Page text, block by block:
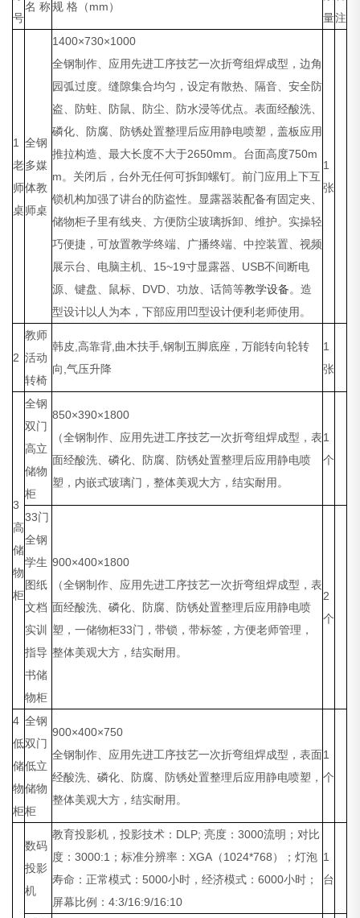
号
名 称规 格（mm）
量注
1
老
师
桌
全钢
多媒
体教
师桌
1400×730×1000
全钢制作、应用先进工序技艺一次折弯组焊成型，边角
园弧过度。缝隙集合均匀，设定有散热、隔音、安全防
盗、防蛀、防鼠、防尘、防水浸等优点。表面经酸洗、
磷化、防腐、防锈处置整理后应用静电喷塑，盖板应用
推拉构造、最大长度不大于2650mm。台面高度750m
m。关闭后，台外无任何可拆卸螺钉。前门应用上下互
锁机构加强了讲台的防盗性。显露器装配备有固定夹、
储物柜子里有线夹、方便防尘玻璃拆卸、维护。实操轻
巧便捷，可放置教学终端、广播终端、中控装置、视频
展示台、电脑主机、15~19寸显露器、USB不间断电
源、键盘、鼠标、DVD、功放、话筒等教学设备。造
型设计以人为本，下部应用凹型设计便利老师使用。
1
张
2
教师
活动
转椅
韩皮,高靠背,曲木扶手,钢制五脚底座，万能转向轮转
向,气压升降
1
张
3
高
储
物
柜
全钢
双门
高立
储物
柜
850×390×1800
（全钢制作、应用先进工序技艺一次折弯组焊成型，表
面经酸洗、磷化、防腐、防锈处置整理后应用静电喷
塑，内嵌式玻璃门，整体美观大方，结实耐用。
1
个
33门
全钢
学生
图纸
文档
实训
指导
书储
物柜
900×400×1800
（全钢制作、应用先进工序技艺一次折弯组焊成型，表
面经酸洗、磷化、防腐、防锈处置整理后应用静电喷
塑，一储物柜33门，带锁，带标签，方便老师管理，
整体美观大方，结实耐用。
2
个
4
低
储
物
柜
全钢
双门
低立
储物
柜
900×400×750
全钢制作、应用先进工序技艺一次折弯组焊成型，表面
经酸洗、磷化、防腐、防锈处置整理后应用静电喷塑，
整体美观大方，结实耐用。
1
个
数码
投影
机
教育投影机，投影技术：DLP; 亮度：3000流明；对比
度：3000:1；标准分辨率：XGA（1024*768）；灯泡
寿命：正常模式：5000小时，经济模式：6000小时；
屏幕比例：4:3/16:9/16:10
1
台